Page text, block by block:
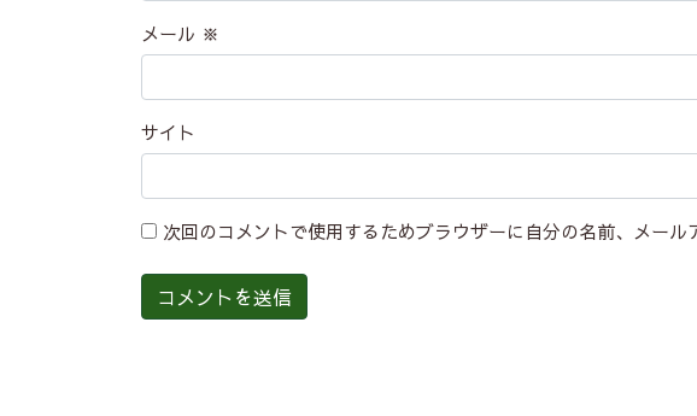
メール ※
サイト
次回のコメントで使用するためブラウザーに自分の名前、メール